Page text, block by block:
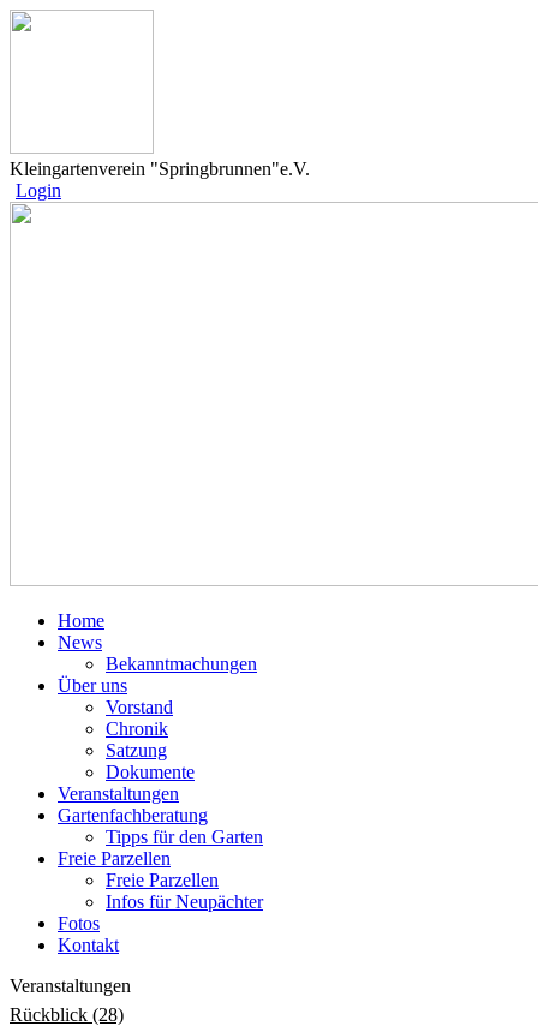
Kleingartenverein "Springbrunnen"e.V.
Login
Home
News
Bekanntmachungen
Über uns
Vorstand
Chronik
Satzung
Dokumente
Veranstaltungen
Gartenfachberatung
Tipps für den Garten
Freie Parzellen
Freie Parzellen
Infos für Neupächter
Fotos
Kontakt
Veranstaltungen
Rückblick (28)